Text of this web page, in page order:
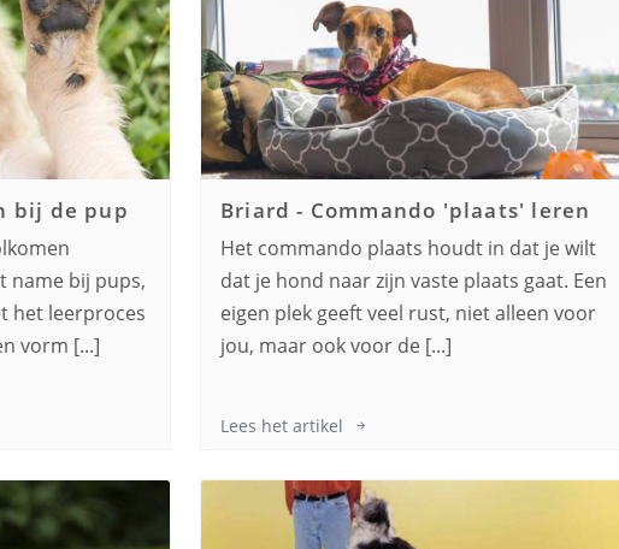
bij de pup
name bij pups,
het leerproces
vorm [...]
Briard - Commando 'plaats' leren
Het commando plaats houdt in dat je wilt
dat je hond naar zijn vaste plaats gaat. Een
eigen plek geeft veel rust, niet alleen voor
jou, maar ook voor de [...]
Lees het artikel